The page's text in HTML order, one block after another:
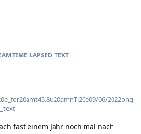
06/2022ong
fast einem Jahr noch mal nach